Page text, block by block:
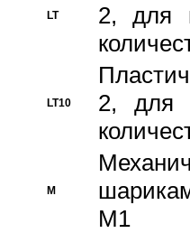
LT
2, для
LT10
2, для
M
M1